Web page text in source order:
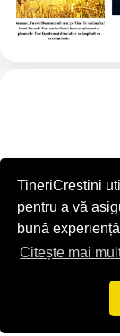
TineriCrestini
pentru a vă
bună
Citește mai
Catalin